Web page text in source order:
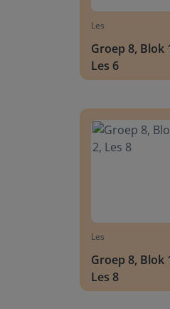
Les
Groep 8, Blok
Les 6
Les
Groep 8, Blok
Les 8